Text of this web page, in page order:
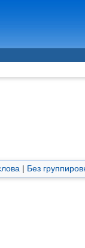
| Без